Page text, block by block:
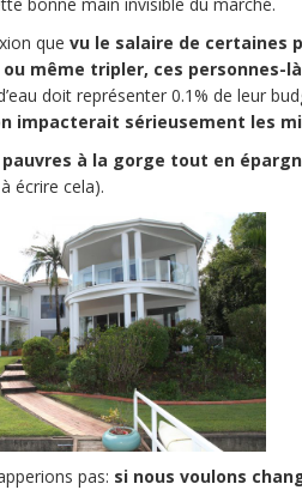
que vu le salaire de certaines
ou même tripler, ces personnes-
doit représenter 0.1% de leur
impacterait sérieusement les
à la gorge tout en
écrire cela).
pas: si nous voulons